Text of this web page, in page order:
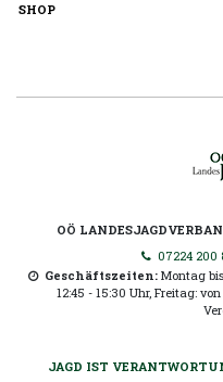
SHOP
OÖ
07224 200
Geschäftszeiten: Montag
12:45 - 15:30 Uhr, Freitag:
JAGD IST